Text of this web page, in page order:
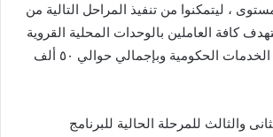
، ليتمكنوا من تنفيذ المراحل التالية من
كافة العاملين بالوحدات المحلية القروية
التي ستنتقل لمجمع الخدمات الحكومية وبإجمالي حوالي ٥٠ ألف
والثالث للمرحلة الحالية للبرنامج